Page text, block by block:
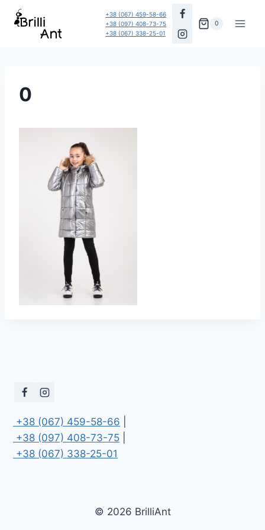
Перейти
+38 (067) 459-58-66
+38 (097) 408-73-75
+38 (067) 338-25-01
0
0
+38 (067) 459-58-66
+38 (097) 408-73-75
+38 (067) 338-25-01
© 2026 BrilliAnt